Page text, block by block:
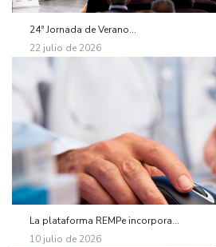
24ª Jornada de Verano...
22 julio de 2026
La plataforma REMPe incorpora...
10 julio de 2026